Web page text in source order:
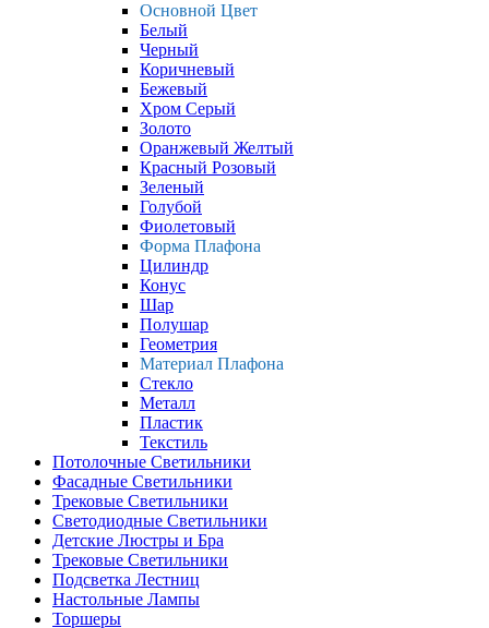
Основной Цвет
Белый
Черный
Коричневый
Бежевый
Хром Серый
Золото
Оранжевый Желтый
Красный Розовый
Зеленый
Голубой
Фиолетовый
Форма Плафона
Цилиндр
Конус
Шар
Полушар
Геометрия
Материал Плафона
Стекло
Металл
Пластик
Текстиль
Потолочные Светильники
Фасадные Светильники
Трековые Светильники
Светодиодные Светильники
Детские Люстры и Бра
Трековые Светильники
Подсветка Лестниц
Настольные Лампы
Торшеры